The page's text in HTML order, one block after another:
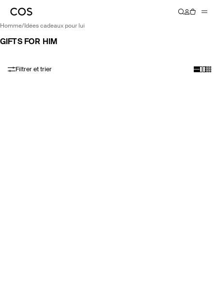
homme/ idées cadeaux pour lui
GIFTS FOR HIM
Filtrer et trier